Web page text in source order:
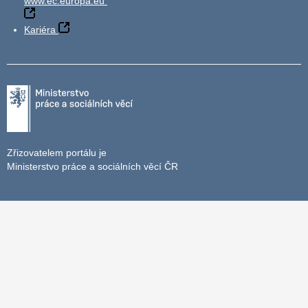
Kariéra
Zřizovatelem portálu je
Ministerstvo práce a sociálních věcí ČR